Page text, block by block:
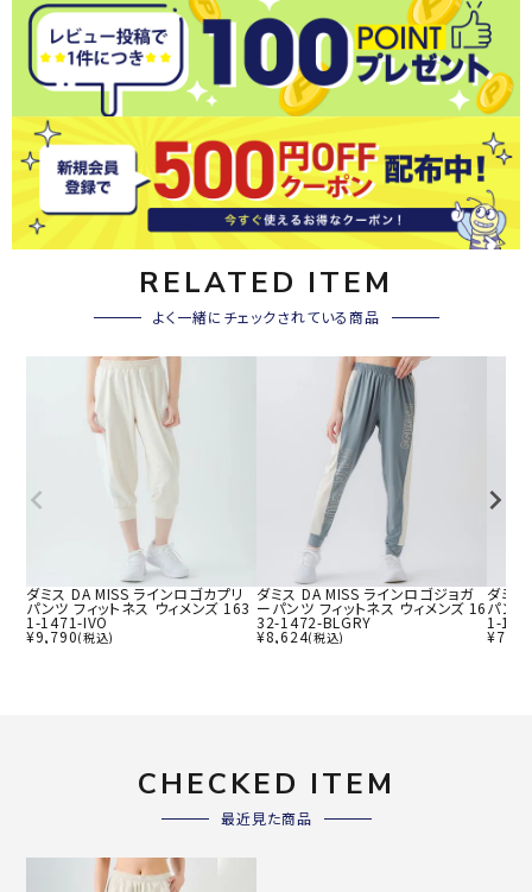
RELATED ITEM
よく一緒にチェックされている商品
ダミス DA MISS ラインロゴカプリ
パンツ フィットネス ウィメンズ 163
1-1471-IVO
¥9,790(税込)
ダミス DA MISS ラインロゴジョガ
ーパンツ フィットネス ウィメンズ 16
32-1472-BLGRY
¥8,624(税込)
ダミ
パン
1-
¥
CHECKED ITEM
最近見た商品